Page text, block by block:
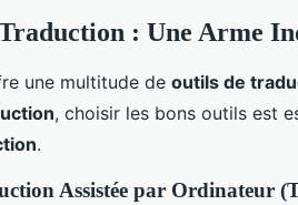
: Une Arme
une multitude de outils de
, choisir les bons outils est
.
Assistée par Ordinateur